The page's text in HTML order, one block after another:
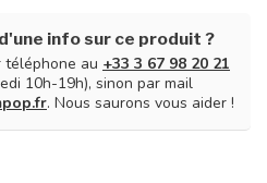
info sur ce produit ?
téléphone au +33 3 67 98 20 21
10h-19h), sinon par mail
. Nous saurons vous aider !